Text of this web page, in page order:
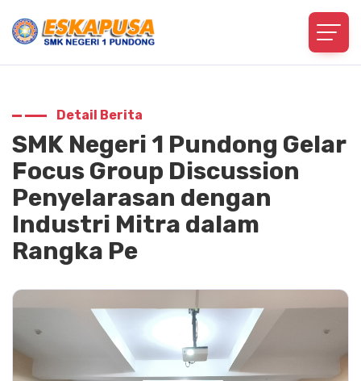
Detail Berita
SMK Negeri 1 Pundong Gelar
Focus Group Discussion
Penyelarasan dengan
Industri Mitra dalam
Rangka Pe